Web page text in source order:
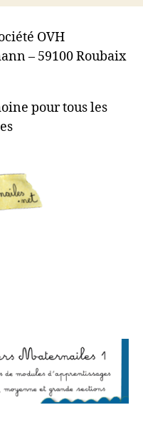
OVH
– 59100 Roubaix
pour tous les